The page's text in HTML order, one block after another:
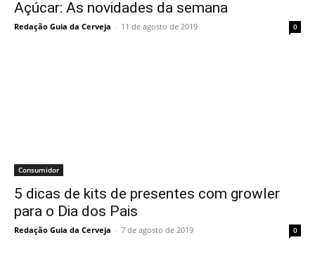
Açúcar: As novidades da semana
Redação Guia da Cerveja - 11 de agosto de 2019 0
Consumidor
5 dicas de kits de presentes com growler
para o Dia dos Pais
Redação Guia da Cerveja - 7 de agosto de 2019 0